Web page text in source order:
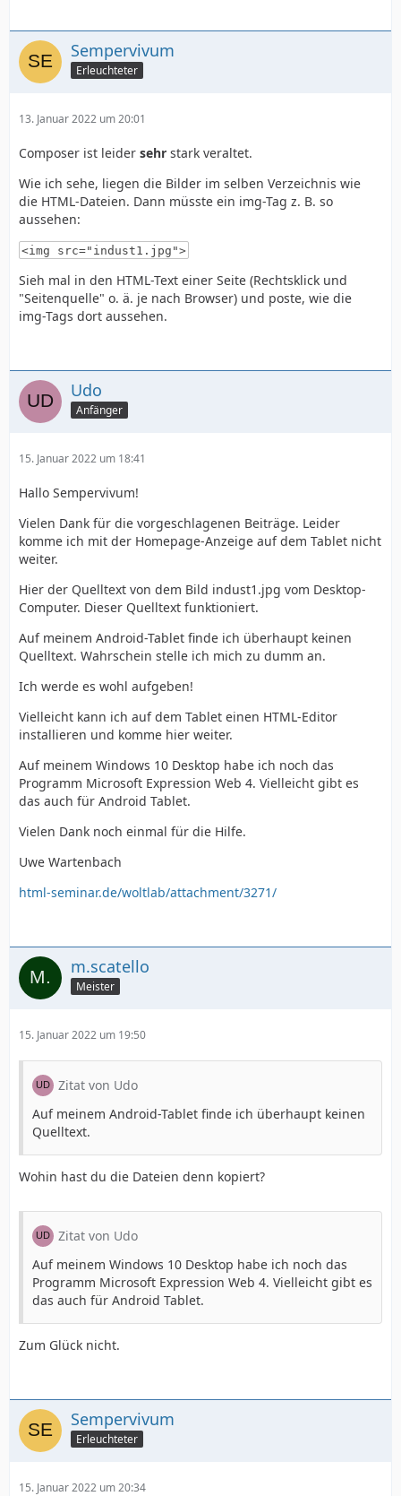
Sempervivum
Erleuchteter
13. Januar 2022 um 20:01
Composer ist leider sehr stark veraltet.
Wie ich sehe, liegen die Bilder im selben Verzeichnis wie
die HTML-Dateien. Dann müsste ein img-Tag z. B. so
aussehen:
<img src="indust1.jpg">
Sieh mal in den HTML-Text einer Seite (Rechtsklick und
"Seitenquelle" o. ä. je nach Browser) und poste, wie die
img-Tags dort aussehen.
Udo
Anfänger
15. Januar 2022 um 18:41
Hallo Sempervivum!
Vielen Dank für die vorgeschlagenen Beiträge. Leider
komme ich mit der Homepage-Anzeige auf dem Tablet nicht
weiter.
Hier der Quelltext von dem Bild indust1.jpg vom Desktop-
Computer. Dieser Quelltext funktioniert.
Auf meinem Android-Tablet finde ich überhaupt keinen
Quelltext. Wahrschein stelle ich mich zu dumm an.
Ich werde es wohl aufgeben!
Vielleicht kann ich auf dem Tablet einen HTML-Editor
installieren und komme hier weiter.
Auf meinem Windows 10 Desktop habe ich noch das
Programm Microsoft Expression Web 4. Vielleicht gibt es
das auch für Android Tablet.
Vielen Dank noch einmal für die Hilfe.
Uwe Wartenbach
html-seminar.de/woltlab/attachment/3271/
m.scatello
Meister
15. Januar 2022 um 19:50
Zitat von Udo
Auf meinem Android-Tablet finde ich überhaupt keinen
Quelltext.
Wohin hast du die Dateien denn kopiert?
Zitat von Udo
Auf meinem Windows 10 Desktop habe ich noch das
Programm Microsoft Expression Web 4. Vielleicht gibt es
das auch für Android Tablet.
Zum Glück nicht.
Sempervivum
Erleuchteter
15. Januar 2022 um 20:34